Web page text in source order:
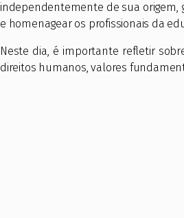
independentemente de sua origem,
e homenagear os profissionais da
Neste dia, é importante refletir
direitos humanos, valores